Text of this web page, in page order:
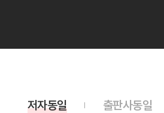
출판사동일
저자동일